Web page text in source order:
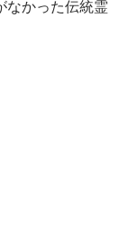
なかった伝統霊